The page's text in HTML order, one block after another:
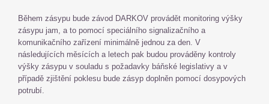
Během zásypu bude závod DARKOV provádět monitoring výšky
zásypu jam, a to pomocí speciálního signalizačního a
komunikačního zařízení minimálně jednou za den. V
následujících měsících a letech pak budou prováděny kontroly
výšky zásypu v souladu s požadavky báňské legislativy a v
případě zjištění poklesu bude zásyp doplněn pomocí dosypových
potrubí.